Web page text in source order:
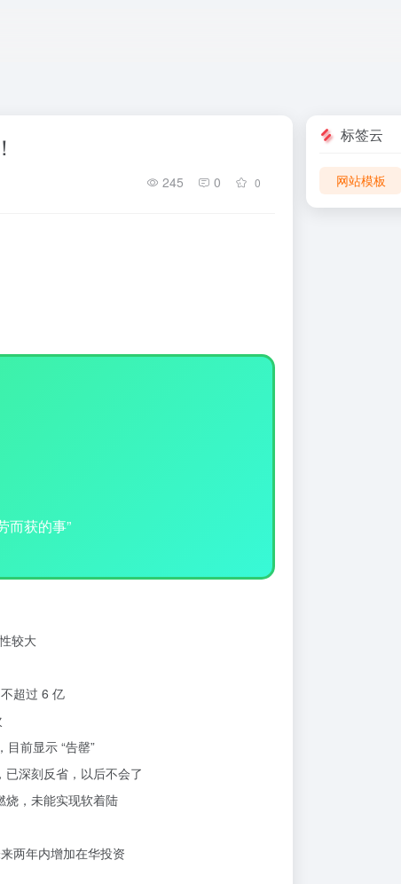
245 0 0
而获的事”
较大
超过 6 亿
前显示 “告罄”
深刻反省，以后不会了
烧，未能实现软着陆
两年内增加在华投资
标签云
网站模板